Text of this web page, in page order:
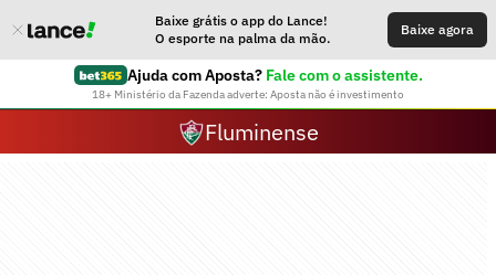
Baixe grátis o app do Lance!
O esporte na palma da mão.
Baixe agora
Ajuda com Aposta? Fale com o assistente.
18+ Ministério da Fazenda adverte: Aposta não é investimento
Fluminense